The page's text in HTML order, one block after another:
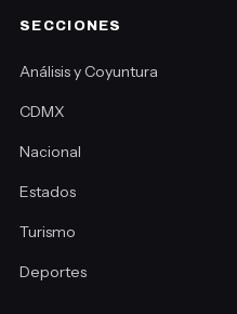
SECCIONES
Análisis y Coyuntura
CDMX
Nacional
Estados
Turismo
Deportes